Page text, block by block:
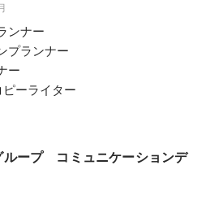
ンナー
プランナー
ー
ーライター
ープ　コミュニケーションデ